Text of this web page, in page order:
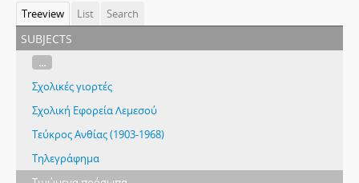
Treeview List Search
subjects
...
Σχολικές γιορτές
Σχολική Εφορεία Λεμεσού
Τεύκρος Ανθίας (1903-1968)
Τηλεγράφημα